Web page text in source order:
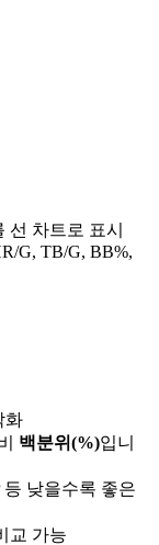
선 차트로 표시
G, TB/G, BB%,
화
백분위(%)입니
등 낮을수록 좋은
교 가능